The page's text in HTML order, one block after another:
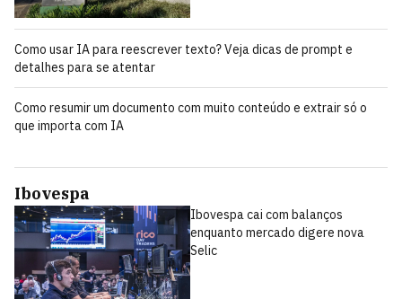
Como usar IA para reescrever texto? Veja dicas de prompt e
detalhes para se atentar
Como resumir um documento com muito conteúdo e extrair só o
que importa com IA
Ibovespa
Ibovespa cai com balanços
enquanto mercado digere nova
Selic